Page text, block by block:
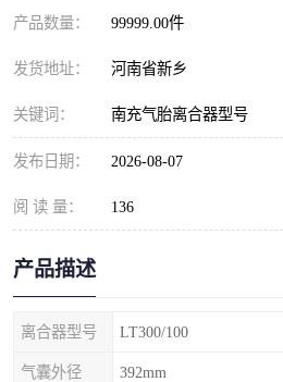
产品数量： 99999.00件
发货地址： 河南省新乡
关键词： 南充气胎离合器型号
发布日期： 2026-08-07
阅 读 量： 136
产品描述
离合器型号 LT300/100
气囊外径 392mm